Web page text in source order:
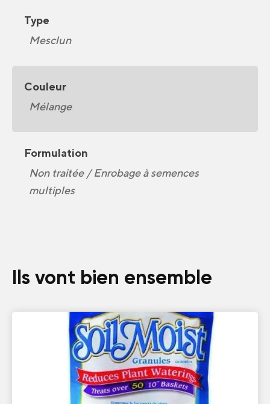
Type
Mesclun
Couleur
Mélange
Formulation
Non traitée / Enrobage à semences
multiples
Ils vont bien ensemble